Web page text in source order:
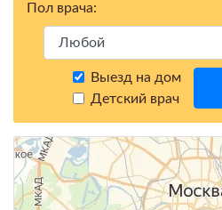
Пол врача:
Выезд на дом
Детский врач